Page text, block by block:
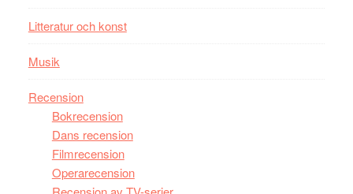
Litteratur och konst
Musik
Recension
Bokrecension
Dans recension
Filmrecension
Operarecension